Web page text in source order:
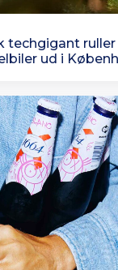
techgigant
ud i